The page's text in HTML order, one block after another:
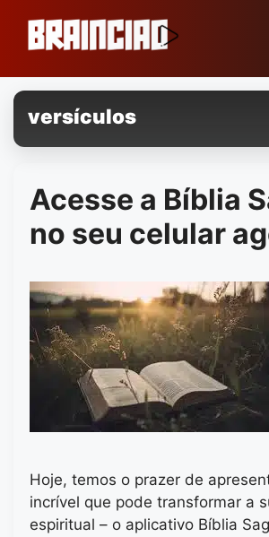
conteúdo
versículos
Acesse a Bíblia
no seu celular
Hoje, temos o prazer de
incrível que pode transformar a
espiritual – o aplicativo Bíblia